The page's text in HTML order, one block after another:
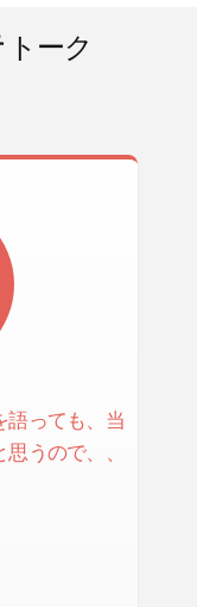
トーク
語っても、当
うので、、